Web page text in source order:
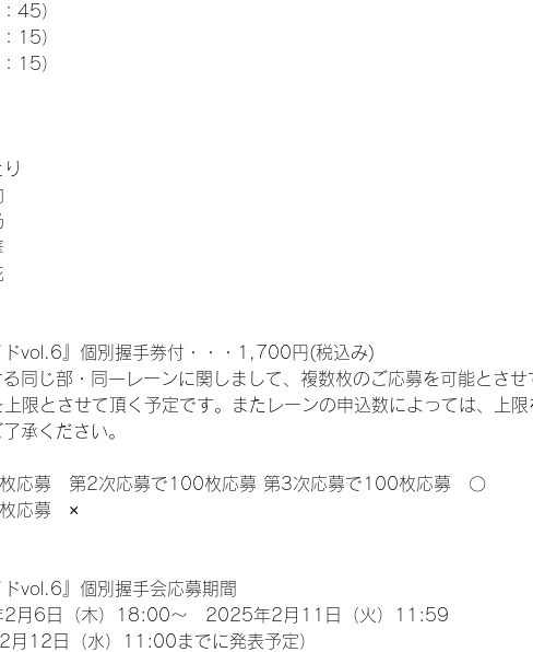
45）
15）
15）
ドvol.6』個別握手券付・・・1,700円(税込み)
同じ部・同一レーンに関しまして、複数枚のご応募を可能とさ
限とさせて頂く予定です。またレーンの申込数によっては、上
承ください。
応募　第2次応募で100枚応募 第3次応募で100枚応募　〇
応募　×
vol.6』個別握手会応募期間
2月6日（木）18:00～　2025年2月11日（火）11:59
月12日（水）11:00までに発表予定）